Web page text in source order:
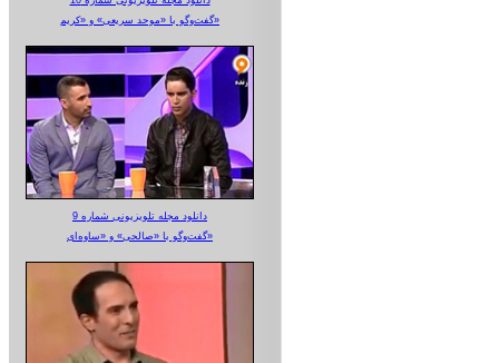
گفت‌وگو با «موحد سریعی» و «کریم»
دانلود مجله تلویزیونی شماره 9
گفت‌وگو با «صالحی» و «ساوه‌ای»